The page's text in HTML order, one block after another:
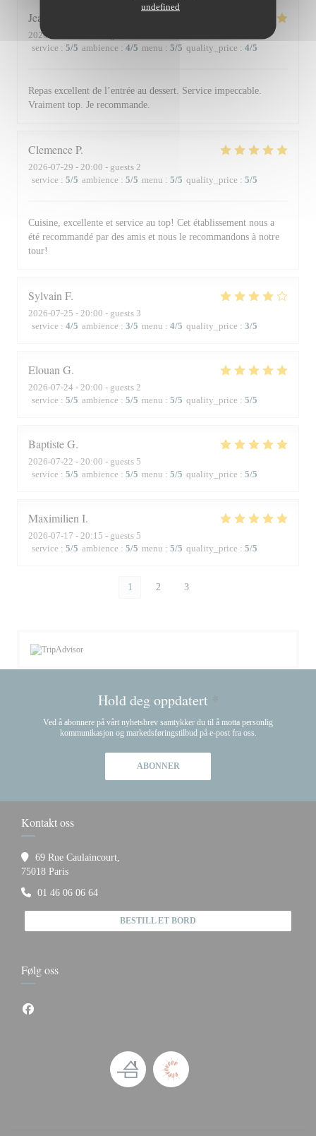
undefined
Jean Louis
2026-07-30
service : 5/5 ambience : 4/5 menu : 5/5 quality_price : 4/5
Repas excellent de l’entrée au dessert. Service impeccable.
Vraiment top. Je recommande.
ClemenceP
2026-07-29 - 20:00 - guests 2
service : 5/5 ambience : 5/5 menu : 5/5 quality_price : 5/5
Cuisine, excellente et service au top! Cet établissement nous a
été recommandé par des amis et nous le recommandons à notre
tour!
Sylvain F
2026-07-25 - 20:00 - guests 3
service : 4/5 ambience : 3/5 menu : 4/5 quality_price : 3/5
Elouan G
2026-07-24 - 20:00 - guests 2
service : 5/5 ambience : 5/5 menu : 5/5 quality_price : 5/5
BaptisteG
2026-07-22 - 20:00 - guests 5
service : 5/5 ambience : 5/5 menu : 5/5 quality_price : 5/5
Maximilien I
2026-07-17 - 20:15 - guests 5
service : 5/5 ambience : 5/5 menu : 5/5 quality_price : 5/5
1 2 3
Hold deg oppdatert *
Ved å abonnere på vårt nyhetsbrev samtykker du til å motta personlig
kommunikasjon og markedsføringstilbud på e-post fra oss.
ABONNER
Kontakt oss
69 Rue Caulaincourt,
75018 Paris((åpner i et nytt vindu))
01 46 06 06 64
BESTILL ET BORD
Følg oss
Facebook ((åpner i et nytt vindu))